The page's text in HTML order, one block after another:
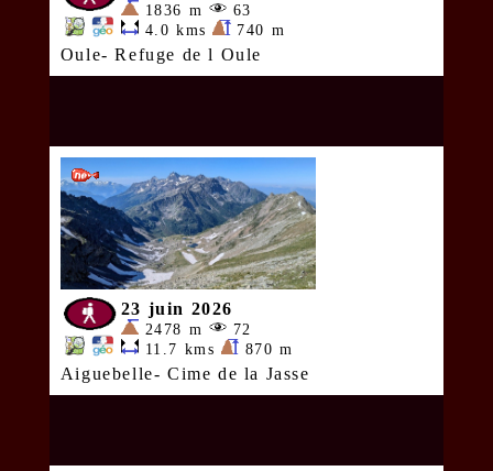
1836 m
63
4.0 kms
740 m
Oule- Refuge de l Oule
23 juin 2026
2478 m
72
11.7 kms
870 m
Aiguebelle- Cime de la Jasse